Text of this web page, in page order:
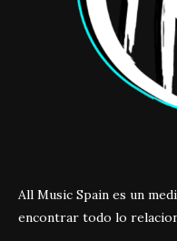
All Music Spain es un
encontrar todo lo